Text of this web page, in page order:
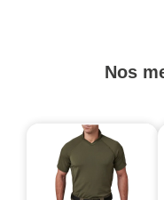
Nos